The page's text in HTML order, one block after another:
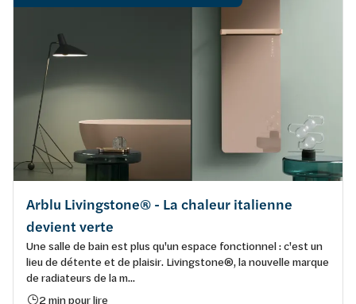
Arblu Livingstone® - La chaleur italienne
devient verte
Une salle de bain est plus qu'un espace fonctionnel : c'est un
lieu de détente et de plaisir. Livingstone®, la nouvelle marque
de radiateurs de la m...
2 min pour lire